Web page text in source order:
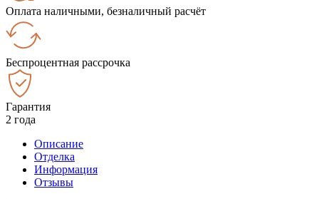
Оплата наличными, безналичный расчёт
Беспроцентная рассрочка
Гарантия
2 года
Описание
Отделка
Информация
Отзывы